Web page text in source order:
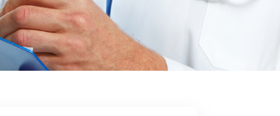
Tầm soát Ung thư tiêu
hóa
Tầm soát Ung thư
tuyến giáp